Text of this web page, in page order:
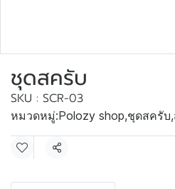
ชุดสครับ
SKU : SCR-03
หมวดหมู่:Polozy shop,ชุดสครับ,
แชร์